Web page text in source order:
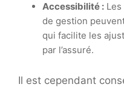
Accessibilité :
de gestion
qui facilite les
par l’assuré.
Il est cependant